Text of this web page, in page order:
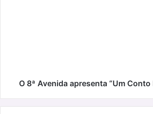
O 8ª Avenida apresenta “Um Conto